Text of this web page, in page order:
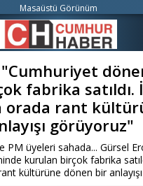
"Cumhuriyet
fabrika satıldı.
orada rant
görüyoruz"
PM üyeleri sahada... Gürsel
kurulan birçok fabrika
kültürüne dönen bir
Masaüstü Görünüm
FOTO